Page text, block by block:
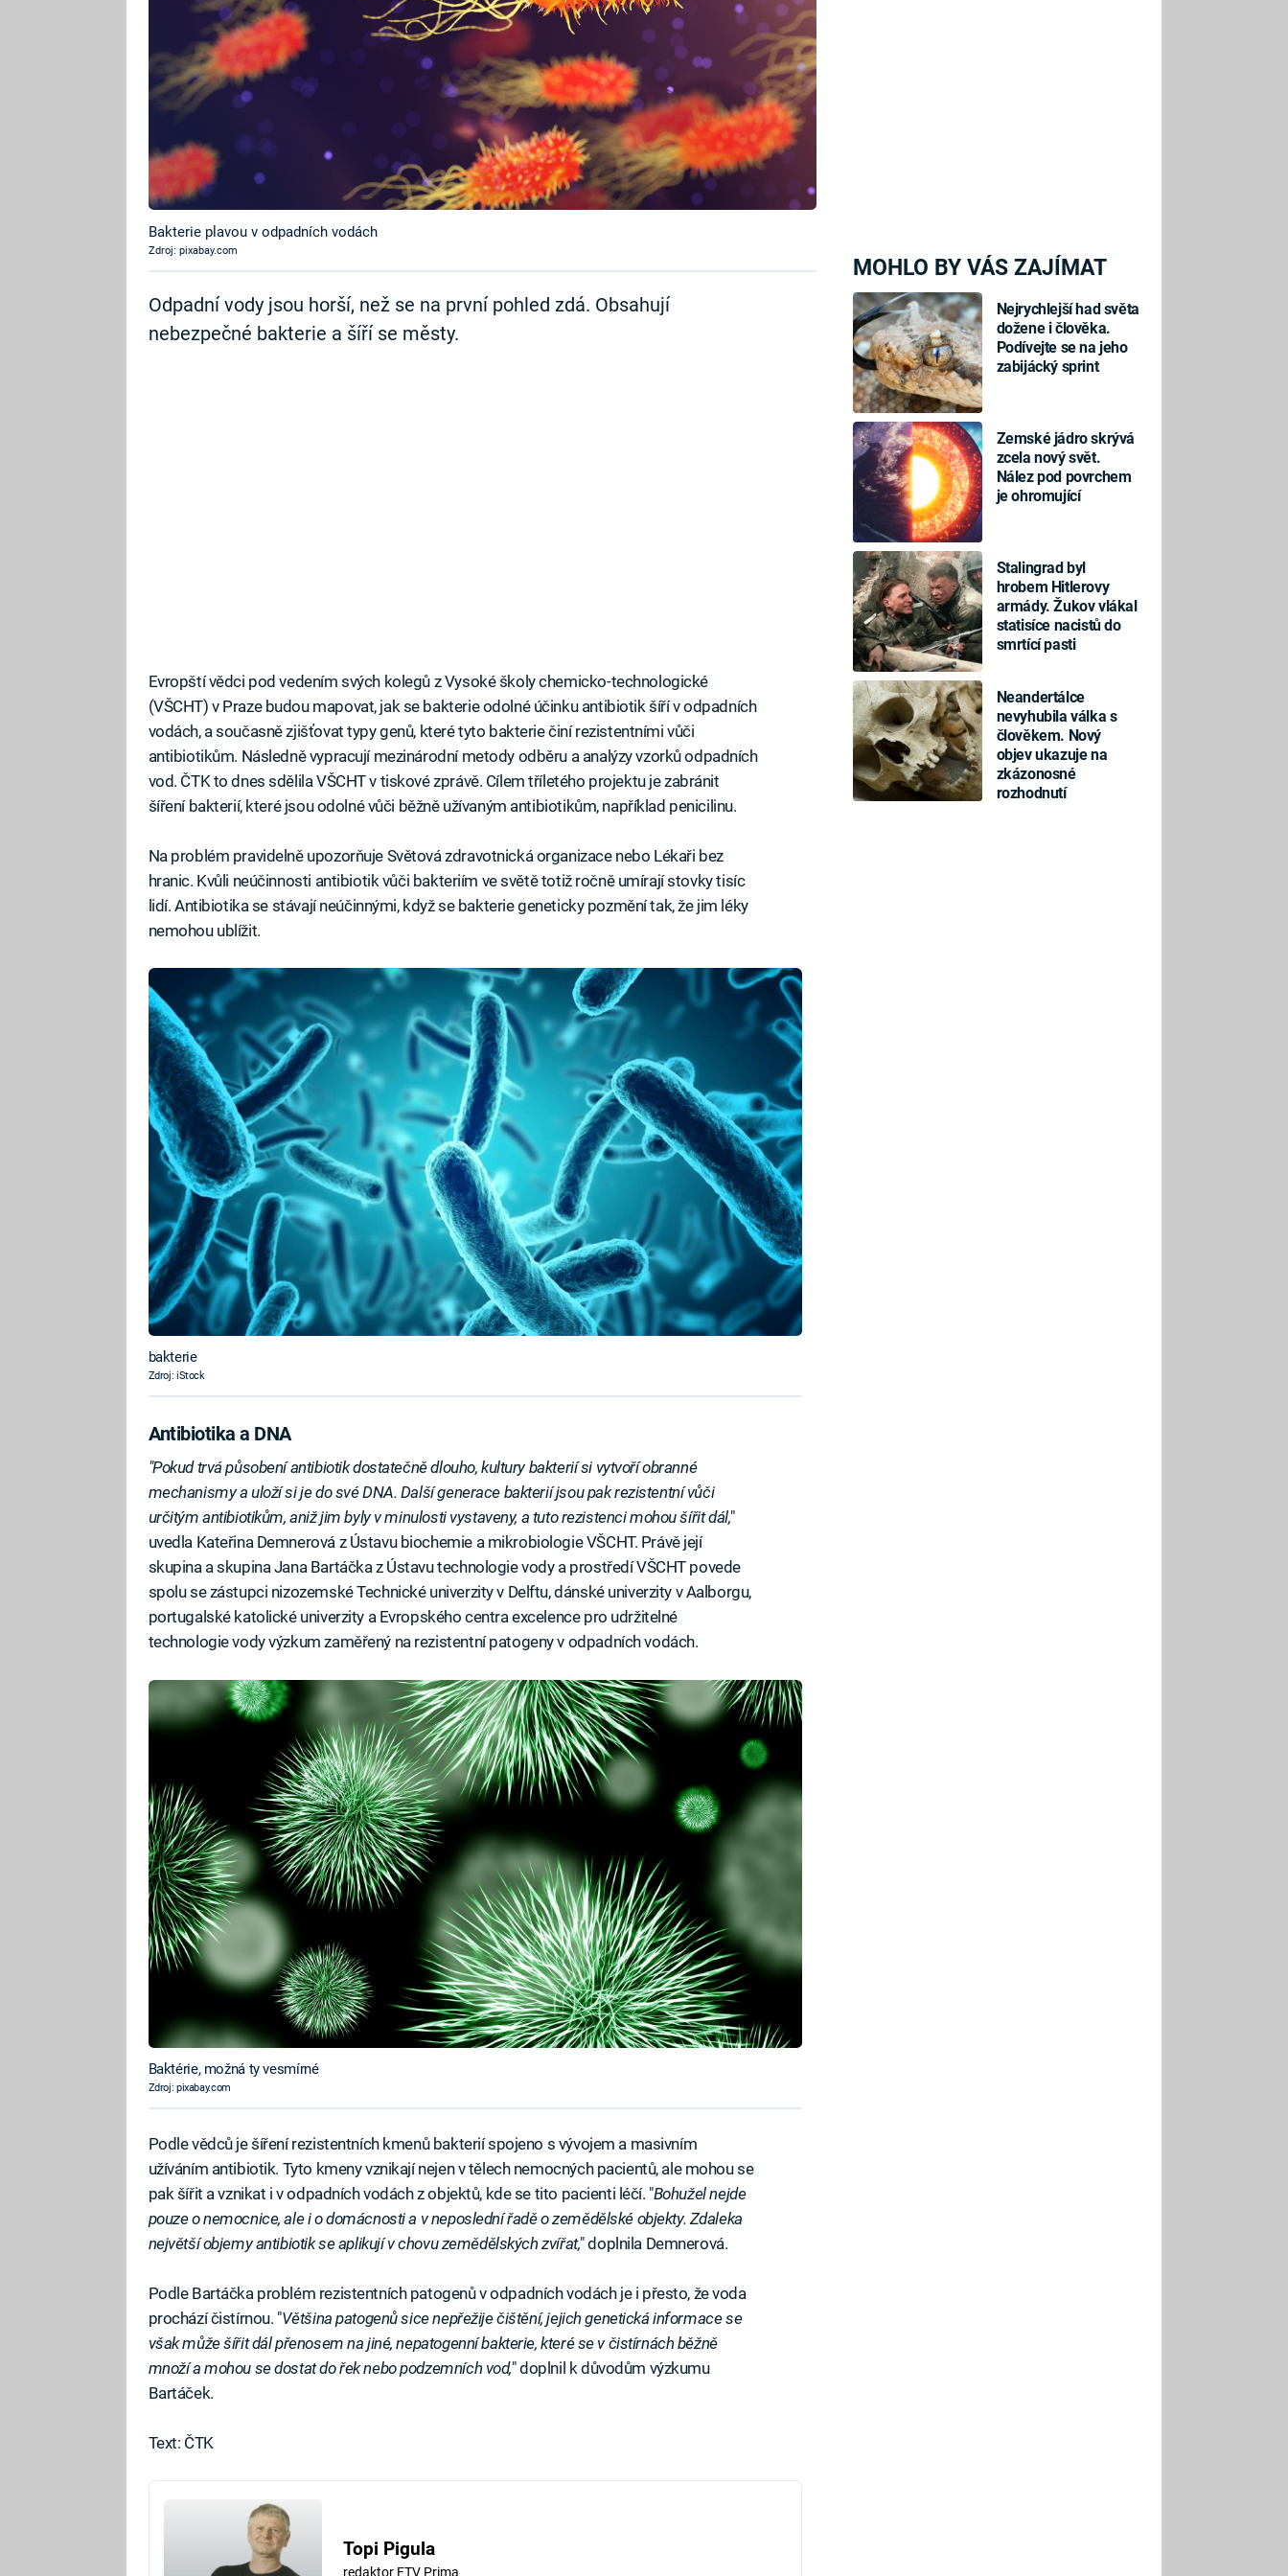
MOHLO BY VÁS ZAJÍMAT
Nejrychlejší had světa
dožene i člověka.
Podívejte se na jeho
zabijácký sprint
Zemské jádro skrývá
zcela nový svět.
Nález pod povrchem
je ohromující
Stalingrad byl
hrobem Hitlerovy
armády. Žukov vlákal
statisíce nacistů do
smrtící pasti
Neandertálce
nevyhubila válka s
člověkem. Nový
objev ukazuje na
zkázonosné
rozhodnutí
Bakterie plavou v odpadních vodách
Zdroj: pixabay.com
Odpadní vody jsou horší, než se na první pohled zdá. Obsahují
nebezpečné bakterie a šíří se městy.
Evropští vědci pod vedením svých kolegů z Vysoké školy chemicko-technologické
(VŠCHT) v Praze budou mapovat, jak se bakterie odolné účinku antibiotik šíří v odpadních
vodách, a současně zjišťovat typy genů, které tyto bakterie činí rezistentními vůči
antibiotikům. Následně vypracují mezinárodní metody odběru a analýzy vzorků odpadních
vod. ČTK to dnes sdělila VŠCHT v tiskové zprávě. Cílem tříletého projektu je zabránit
šíření bakterií, které jsou odolné vůči běžně užívaným antibiotikům, například penicilinu.
Na problém pravidelně upozorňuje Světová zdravotnická organizace nebo Lékaři bez
hranic. Kvůli neúčinnosti antibiotik vůči bakteriím ve světě totiž ročně umírají stovky tisíc
lidí. Antibiotika se stávají neúčinnými, když se bakterie geneticky pozmění tak, že jim léky
nemohou ublížit.
bakterie
Zdroj: iStock
Antibiotika a DNA
"Pokud trvá působení antibiotik dostatečně dlouho, kultury bakterií si vytvoří obranné
mechanismy a uloží si je do své DNA. Další generace bakterií jsou pak rezistentní vůči
určitým antibiotikům, aniž jim byly v minulosti vystaveny, a tuto rezistenci mohou šířit dál,"
uvedla Kateřina Demnerová z Ústavu biochemie a mikrobiologie VŠCHT. Právě její
skupina a skupina Jana Bartáčka z Ústavu technologie vody a prostředí VŠCHT povede
spolu se zástupci nizozemské Technické univerzity v Delftu, dánské univerzity v Aalborgu,
portugalské katolické univerzity a Evropského centra excelence pro udržitelné
technologie vody výzkum zaměřený na rezistentní patogeny v odpadních vodách.
Baktérie, možná ty vesmírné
Zdroj: pixabay.com
Podle vědců je šíření rezistentních kmenů bakterií spojeno s vývojem a masivním
užíváním antibiotik. Tyto kmeny vznikají nejen v tělech nemocných pacientů, ale mohou se
pak šířit a vznikat i v odpadních vodách z objektů, kde se tito pacienti léčí. "Bohužel nejde
pouze o nemocnice, ale i o domácnosti a v neposlední řadě o zemědělské objekty. Zdaleka
největší objemy antibiotik se aplikují v chovu zemědělských zvířat," doplnila Demnerová.
Podle Bartáčka problém rezistentních patogenů v odpadních vodách je i přesto, že voda
prochází čistírnou. "Většina patogenů sice nepřežije čištění, jejich genetická informace se
však může šířit dál přenosem na jiné, nepatogenní bakterie, které se v čistírnách běžně
množí a mohou se dostat do řek nebo podzemních vod," doplnil k důvodům výzkumu
Bartáček.
Text: ČTK
Topi Pigula
redaktor FTV Prima